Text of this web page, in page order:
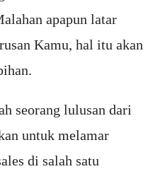
apapun latar
Kamu, hal itu akan
seorang lulusan dari
untuk melamar
di salah satu